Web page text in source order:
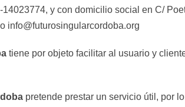
14023774, y con domicilio social en C/
info@futurosingularcordoba.org
tiene por objeto facilitar al usuario y
pretende prestar un servicio útil, por